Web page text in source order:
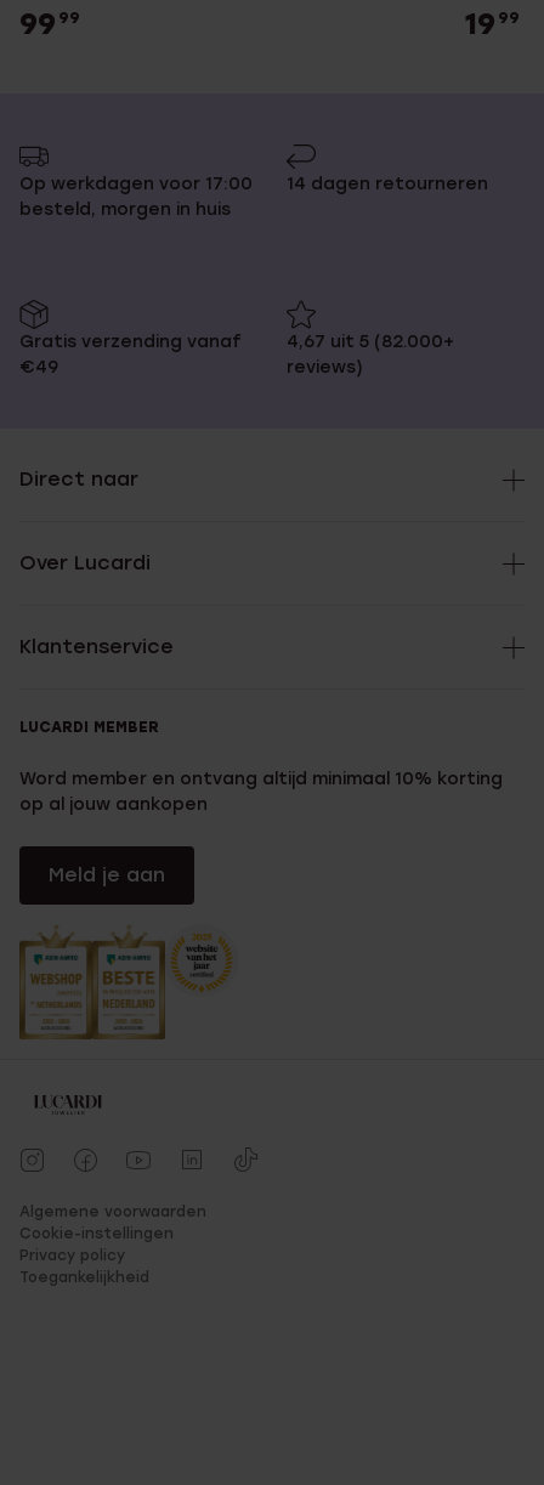
99 99 19 99
Op werkdagen voor 17:00
besteld, morgen in huis
14 dagen retourneren
Gratis verzending vanaf
€49
4,67 uit 5 (82.000+
reviews)
Direct naar
Over Lucardi
Klantenservice
LUCARDI MEMBER
Word member en ontvang altijd minimaal 10% korting
op al jouw aankopen
Meld je aan
Algemene voorwaarden
Cookie-instellingen
Privacy policy
Toegankelijkheid